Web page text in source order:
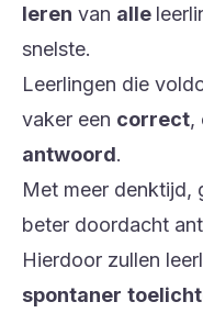
leren van alle
snelste.
Leerlingen die
vaker een correct,
antwoord.
Met meer denktijd,
beter doordacht
Hierdoor zullen
spontaner